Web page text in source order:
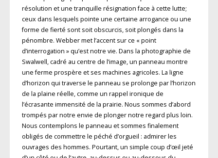
résolution et une tranquille résignation face à cette lutte;
ceux dans lesquels pointe une certaine arrogance ou une
forme de fierté sont soit obscurcis, soit plongés dans la
pénombre. Webber met l’accent sur ce « point
d’interrogation » qu’est notre vie. Dans la photographie de
Swalwell, cadré au centre de l’image, un panneau montre
une ferme prospère et ses machines agricoles. La ligne
d’horizon qui traverse le panneau se prolonge par l’horizon
de la plaine réelle, comme un rappel ironique de
l’écrasante immensité de la prairie. Nous sommes d’abord
trompés par notre envie de plonger notre regard plus loin.
Nous contemplons le panneau et sommes finalement
obligés de commettre le péché d’orgueil : admirer les
ouvrages des hommes. Pourtant, un simple coup d’œil jeté